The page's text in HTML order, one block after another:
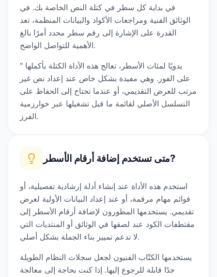
في بداية كل سطر في كتلة النص الخاصة بك. في
الوثائق الفنية ومراجعات الأكواد والبيانات المنظمة، تعد
القدرة على الإشارة إلى رقم سطر محدد أمرًا بالغ
الأهمية للتواصل الواضح.
" يدويًا لمئات الأسطر، تعالج هذه الأداة الكتلة بأكملها
على الفور. وهي مفيدة بشكل خاص عند إعداد نص غير
مرتب للعرض التقديمي، أو عندما تحتاج إلى الحفاظ على
التسلسل الأصلي لقائمة ما قبل تشغيلها عبر خوارزمية
الفرز.
متى تستخدم إضافة أرقام الأسطر ?
استخدم هذه الأداة عند إنشاء أدلة إرشادية تفصيلية، أو
قوائم مهام مرقمة، أو عند إعداد البيانات الأولية لعرض
تقديمي. يستخدمها المطورون لإضافة أرقام الأسطر إلى
مقتطفات الكود عند لصقها في الوثائق أو المنتديات التي
لا تدعم تمييز بناء الجملة بشكل أصلي.
يستخدمها الكتّاب الفنيون لجعل سجلات النظام الطويلة
جدًا قابلة للرجوع إليها. إذا كنت بحاجة إلى معالجة